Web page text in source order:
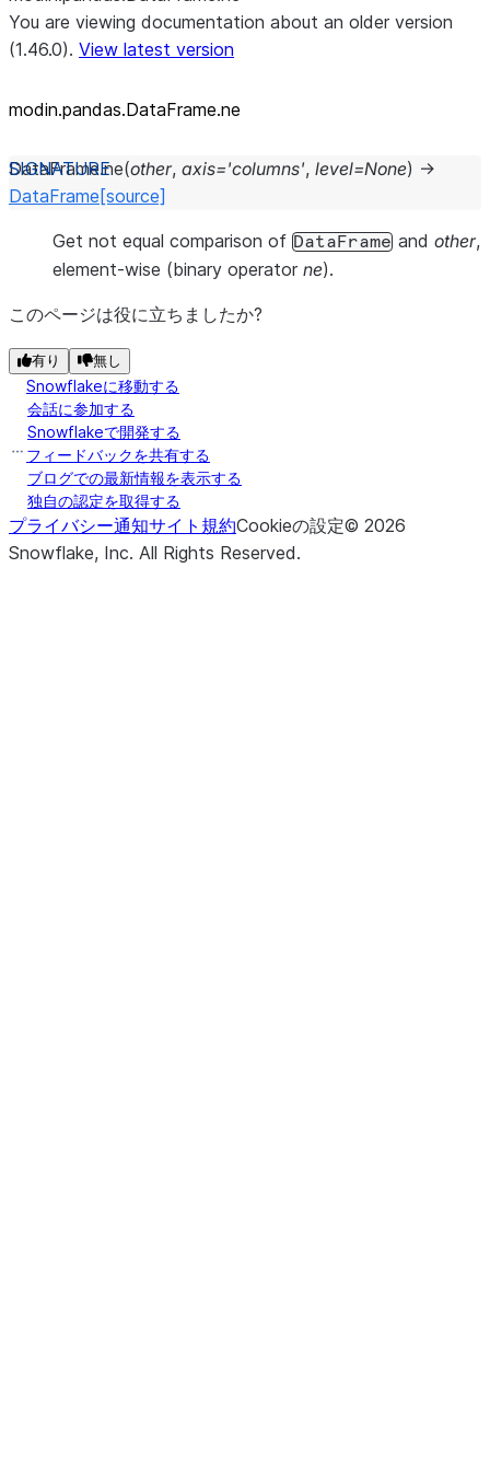
You are viewing documentation about an older version
(1.46.0). View latest version
modin.pandas.DataFrame.ne
DataFrame.ne(other, axis='columns', level=None) →
DataFrame [source]
Get not equal comparison of DataFrame and other,
element-wise (binary operator ne).
このページは役に立ちましたか?
有り 無し
Snowflakeに移動する
会話に参加する
Snowflakeで開発する
フィードバックを共有する
ブログでの最新情報を表示する
独自の認定を取得する
プライバシー通知サイト規約Cookieの設定© 2026
Snowflake, Inc. All Rights Reserved.